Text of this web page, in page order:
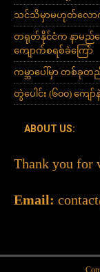
သင်သိမှာမဟုတ်လောက်
တရုတ်နိုင်ငံက နာမည်က
ကျောက်စရစ်ခဲကြော်
ကမ္ဘာပေါ်မှာ တစ်ခု
တွဲပေါင်း (၆၀၀) ကျေ
ABOUT US:
Thank you for
Email: